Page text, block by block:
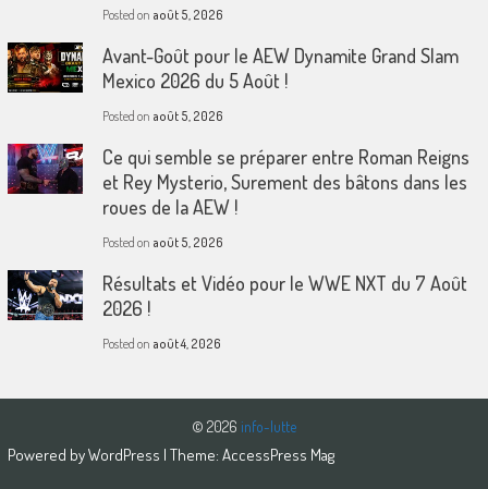
Posted on août 5, 2026
Avant-Goût pour le AEW Dynamite Grand Slam
Mexico 2026 du 5 Août !
Posted on août 5, 2026
Ce qui semble se préparer entre Roman Reigns
et Rey Mysterio, Surement des bâtons dans les
roues de la AEW !
Posted on août 5, 2026
Résultats et Vidéo pour le WWE NXT du 7 Août
2026 !
Posted on août 4, 2026
© 2026 info-lutte
Powered byWordPress | Theme: AccessPress Mag